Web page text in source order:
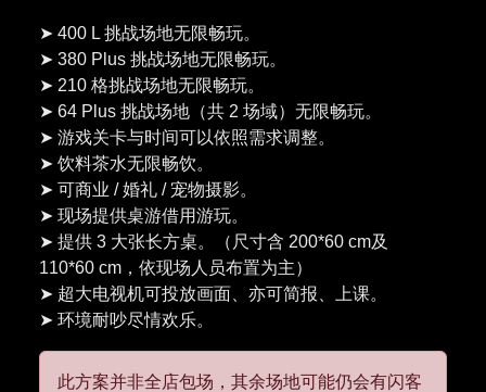
➤ 400 L 挑战场地无限畅玩。
➤ 380 Plus 挑战场地无限畅玩。
➤ 210 格挑战场地无限畅玩。
➤ 64 Plus 挑战场地（共 2 场域）无限畅玩。
➤ 游戏关卡与时间可以依照需求调整。
➤ 饮料茶水无限畅饮。
➤ 可商业 / 婚礼 / 宠物摄影。
➤ 现场提供桌游借用游玩。
➤ 提供 3 大张长方桌。（尺寸含 200*60 cm及
110*60 cm，依现场人员布置为主）
➤ 超大电视机可投放画面、亦可简报、上课。
此方案并非全店包场，其余场地可能仍会有闪客